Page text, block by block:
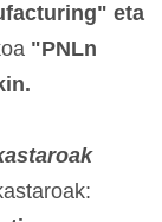
eta
"PNLn